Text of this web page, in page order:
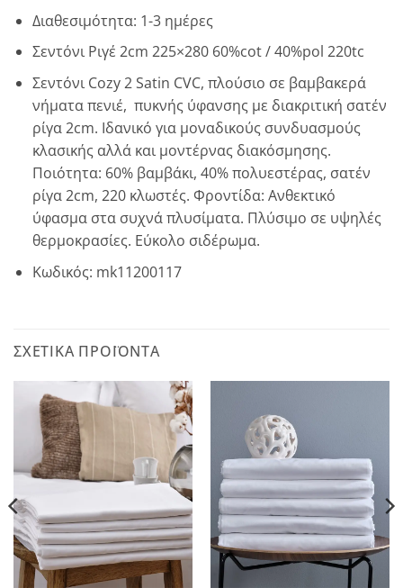
Διαθεσιμότητα: 1-3 ημέρες
Σεντόνι Ριγέ 2cm 225×280 60%cot / 40%pol 220tc
Σεντόνι Cozy 2 Satin CVC, πλούσιο σε βαμβακερά
νήματα πενιέ, πυκνής ύφανσης με διακριτική σατέν
ρίγα 2cm. Ιδανικό για μοναδικούς συνδυασμούς
κλασικής αλλά και μοντέρνας διακόσμησης.
Ποιότητα: 60% βαμβάκι, 40% πολυεστέρας, σατέν
ρίγα 2cm, 220 κλωστές. Φροντίδα: Ανθεκτικό
ύφασμα στα συχνά πλυσίματα. Πλύσιμο σε υψηλές
θερμοκρασίες. Εύκολο σιδέρωμα.
Κωδικός: mk11200117
ΣΧΕΤΙΚΆ ΠΡΟΪΌΝΤΑ